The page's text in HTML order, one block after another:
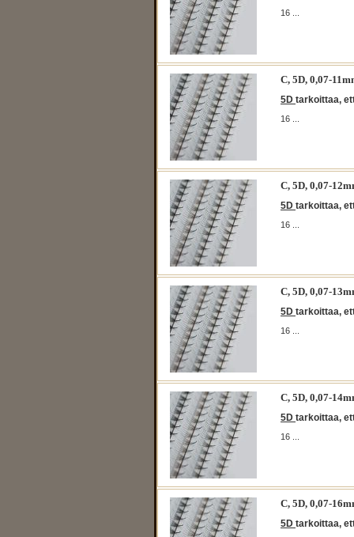
16 ...
C, 5D, 0,07-
5D tarkoittaa,
16 ...
C, 5D, 0,07-
5D tarkoittaa,
16 ...
C, 5D, 0,07-
5D tarkoittaa,
16 ...
C, 5D, 0,07-
5D tarkoittaa,
16 ...
C, 5D, 0,07-
5D tarkoittaa,